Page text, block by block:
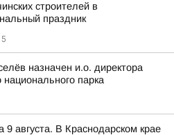
строителей в
праздник
назначен и.о. директора
национального парка
9 августа. В Краснодарском крае